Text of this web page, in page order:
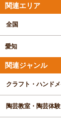
関連エリア
全国
愛知
関連ジャンル
クラフト・ハンド
陶芸教室・陶芸体験